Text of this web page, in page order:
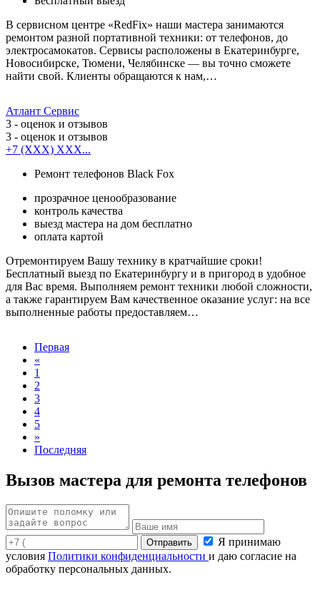
В сервисном центре «RedFix» наши мастера занимаются
ремонтом разной портативной техники: от телефонов, до
электросамокатов. Сервисы расположены в Екатеринбурге,
Новосибирске, Тюмени, Челябинске — вы точно сможете
найти свой. Клиенты обращаются к нам,…
Атлант Сервис
3 - оценок и отзывов
3 - оценок и отзывов
+7 (XXX) XXX...
Ремонт телефонов Black Fox
прозрачное ценообразование
контроль качества
выезд мастера на дом бесплатно
оплата картой
Отремонтируем Вашу технику в кратчайшие сроки!
Бесплатный выезд по Екатеринбургу и в пригород в удобное
для Вас время. Выполняем ремонт техники любой сложности,
а также гарантируем Вам качественное оказание услуг: на все
выполненные работы предоставляем…
Первая
«
1
2
3
4
5
»
Последняя
Вызов мастера для ремонта телефонов
Я принимаю
условия Политики конфиденциальности и даю согласие на
обработку персональных данных.